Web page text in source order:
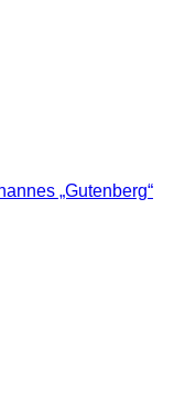
„Gutenberg“